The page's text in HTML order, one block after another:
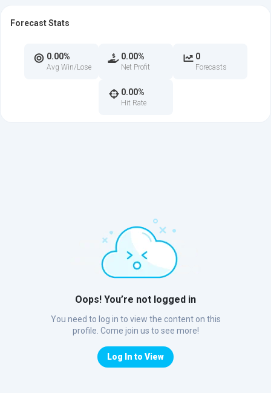
Oops! You’re not logged in
You need to log in to view the content on this
profile. Come join us to see more!
Log In to View
Forecast Stats
0.00%
Avg Win/Lose
0.00%
Net Profit
0
Forecasts
0.00%
Hit Rate